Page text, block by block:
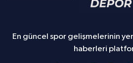
En güncel spor gelişmelerinin
haberleri